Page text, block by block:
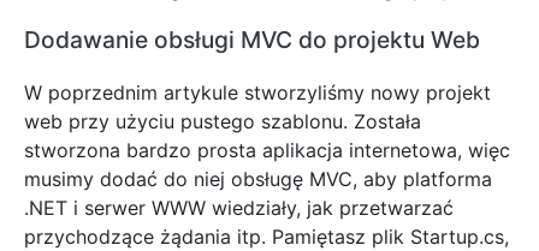
Dodawanie obsługi MVC do projektu Web
W poprzednim artykule stworzyliśmy nowy projekt
web przy użyciu pustego szablonu. Została
stworzona bardzo prosta aplikacja internetowa, więc
musimy dodać do niej obsługę MVC, aby platforma
.NET i serwer WWW wiedziały, jak przetwarzać
przychodzące żądania itp. Pamiętasz plik Startup.cs,